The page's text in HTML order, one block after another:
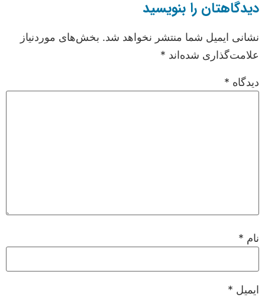
دیدگاهتان را بنویسید
نشانی ایمیل شما منتشر نخواهد شد. بخش‌های موردنیاز
علامت‌گذاری شده‌اند *
دیدگاه *
نام *
ایمیل *